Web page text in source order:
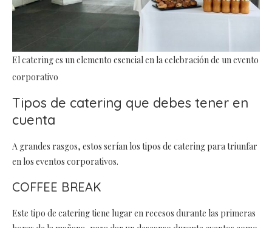
El catering es un elemento esencial en la celebración de un evento
corporativo
Tipos de catering que debes tener en
cuenta
A grandes rasgos, estos serían los tipos de catering para triunfar
en los eventos corporativos.
COFFEE BREAK
Este tipo de catering tiene lugar en recesos durante las primeras